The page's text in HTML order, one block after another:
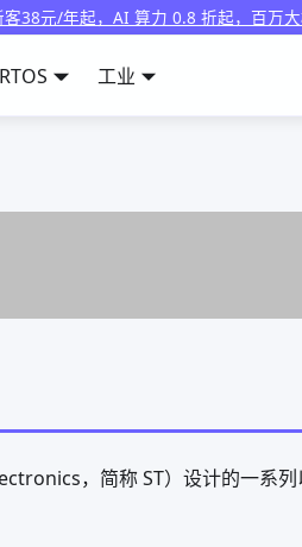
客38元/年起，AI 算力 0.8 折起，百万
RTOS 工业
，简称 ST）设计的一系